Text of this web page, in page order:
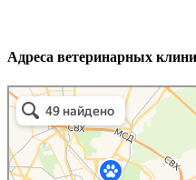
Адреса ветеринарных